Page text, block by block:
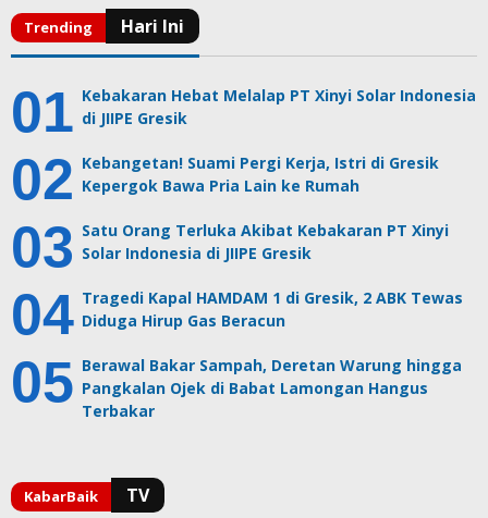
Kebakaran Hebat Melalap PT Xinyi Solar Indonesia
di JIIPE Gresik
Kebangetan! Suami Pergi Kerja, Istri di Gresik
Kepergok Bawa Pria Lain ke Rumah
Satu Orang Terluka Akibat Kebakaran PT Xinyi
Solar Indonesia di JIIPE Gresik
Tragedi Kapal HAMDAM 1 di Gresik, 2 ABK Tewas
Diduga Hirup Gas Beracun
Berawal Bakar Sampah, Deretan Warung hingga
Pangkalan Ojek di Babat Lamongan Hangus
Terbakar